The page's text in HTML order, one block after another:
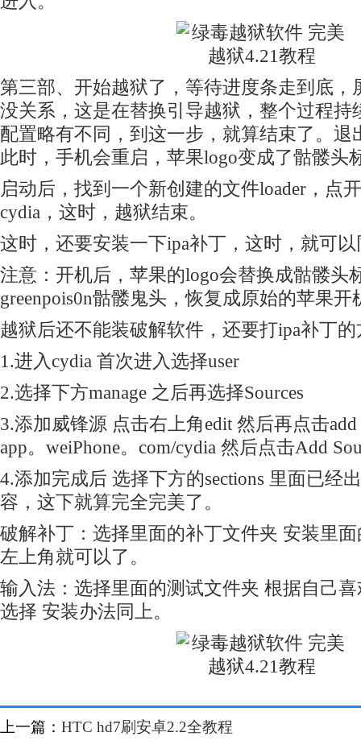
第三部、开始越狱了，等待进度条走到底，
没关系，这是在替换引导越狱，整个过程持
配置略有不同，到这一步，就算结束了。退
此时，手机会重启，苹果logo变成了骷髅头
启动后，找到一个新创建的文件loader，点
cydia，这时，越狱结束。
这时，还要安装一下ipa补丁，这时，就可
注意：开机后，苹果的logo会替换成骷髅头
greenpois0n骷髅鬼头，恢复成原始的苹果开
越狱后还不能装破解软件，还要打ipa补丁
1.进入cydia 首次进入选择user
2.选择下方manage 之后再选择Sources
3.添加威锋源 点击右上角edit 然后再点击
app。weiPhone。com/cydia 然后点击Add
4.添加完成后 选择下方的sections 里面已经
容，这下就算完全完美了。
破解补丁：选择里面的补丁文件夹 安装里
左上角就可以了。
输入法：选择里面的测试文件夹 根据自己
选择 安装办法同上。
上一篇： HTC hd7刷安卓2.2全教程